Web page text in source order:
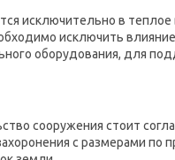
исключительно в
исключить
оборудования, для
сооружения стоит
с размерами по